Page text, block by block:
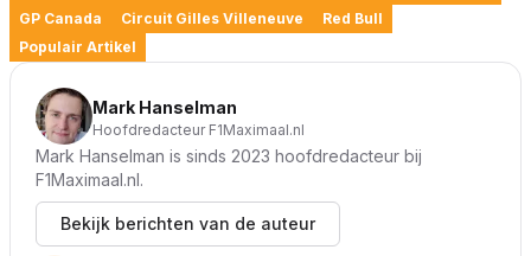
GP Canada
Circuit Gilles Villeneuve
Red Bull
Populair Artikel
Mark Hanselman
Hoofdredacteur F1Maximaal.nl
Mark Hanselman is sinds 2023 hoofdredacteur bij
F1Maximaal.nl.
Bekijk berichten van de auteur